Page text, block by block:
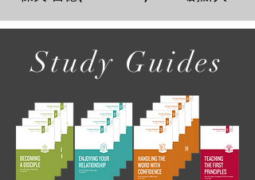
Study Guides